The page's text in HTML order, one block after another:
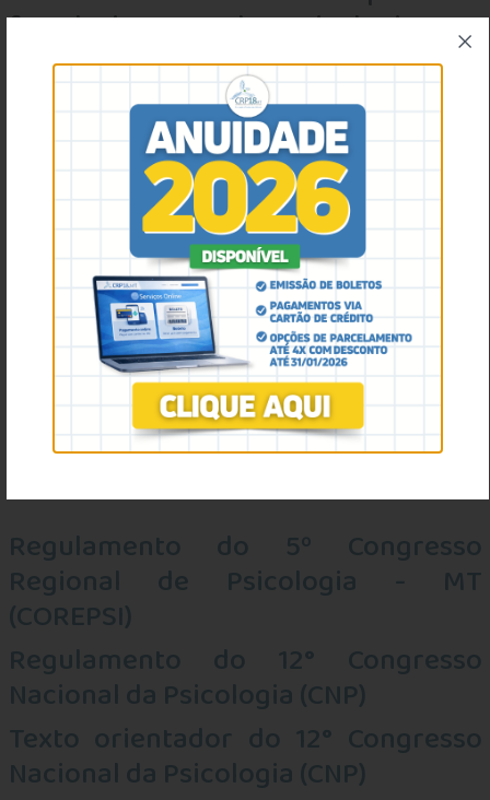
fortalecimento da Psicologia em
âmbito regional e nacional.
O CRP18-MT segue avançando nas
etapas para o 5º COREPSI
próximo encontro será
fundamental para consolidar as
propostase aprofundar o debate
sobre as questões mais relevantes
para a Psicologia no Brasil.
Saiba mais e participe!
Acesse os regulamentos e textos
Regulamento do 5º Congresso
Regional de Psicologia - MT
(COREPSI)
Regulamento do 12° Congresso
Nacional da Psicologia (CNP)
Texto orientador do 12° Congresso
Nacional da Psicologia (CNP)